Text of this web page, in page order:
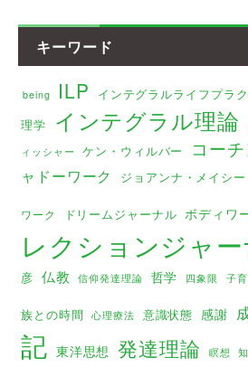
キーワード
being ILP インテグラルライフプラ
理学
インテグラル理論
ィッシャー
ケン・ウィルバー コー
ャドーワーク
ジョアンナ・メイシー
ワーク ドリームジャーナル ボディワ
レクションジャ
彦 仏教 信仰発達理論 哲学 四象限 子
族との時間 心理療法 意識状態 感謝
記 東洋思想 発達理論 瞑想 知